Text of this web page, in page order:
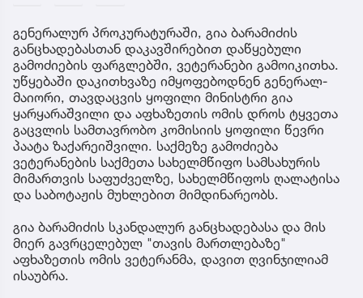
გენერალურ პროკურატურაში, გია ბარამიძის
განცხადებასთან დაკავშირებით დაწყებული
გამოძიების ფარგლებში, ვეტერანები გამოიკითხა.
უწყებაში დაკითხვაზე იმყოფებოდნენ გენერალ-
მაიორი, თავდაცვის ყოფილი მინისტრი გია
ყარყარაშვილი და აფხაზეთის ომის დროს ტყვეთა
გაცვლის სამთავრობო კომისიის ყოფილი წევრი
პაატა ზაქარეიშვილი. საქმეზე გამოძიება
ვეტერანების საქმეთა სახელმწიფო სამსახურის
მიმართვის საფუძველზე, სახელმწიფოს ღალატისა
და საბოტაჟის მუხლებით მიმდინარეობს.
გია ბარამიძის სკანდალურ განცხადებასა და მის
მიერ გავრცელებულ "თავის მართლებაზე"
აფხაზეთის ომის ვეტერანმა, დავით ღვინჯილიამ
ისაუბრა.